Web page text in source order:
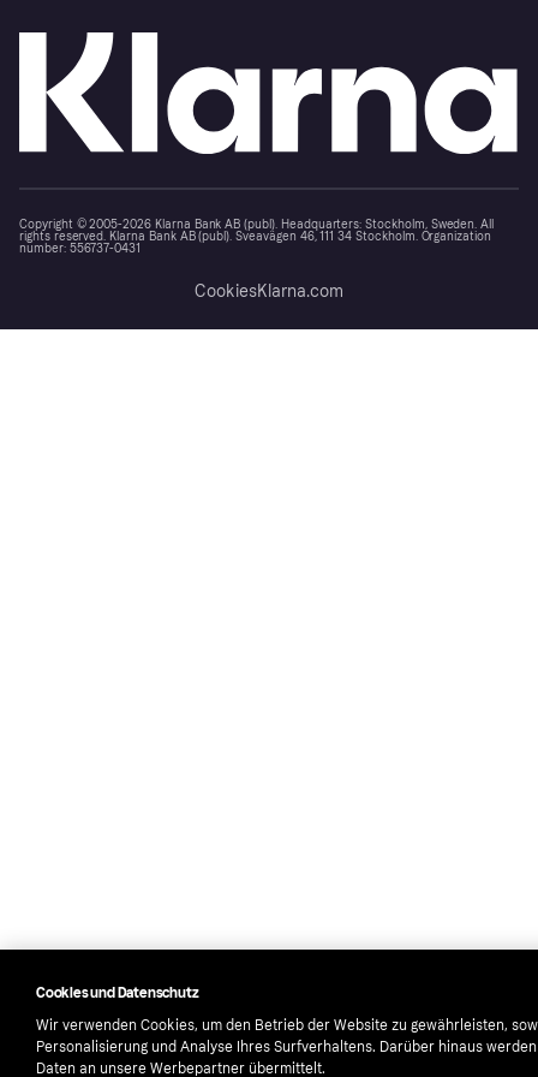
Copyright © 2005-2026 Klarna Bank AB (publ). Headquarters: Stockholm, Sweden. All
rights reserved. Klarna Bank AB (publ). Sveavägen 46, 111 34 Stockholm. Organization
number: 556737-0431
CookiesKlarna.com
Cookies und Datenschutz
Wir verwenden Cookies, um den Betrieb der Website zu gewährleisten,
Personalisierung und Analyse Ihres Surfverhaltens. Darüber hinaus
Daten an unsere Werbepartner übermittelt.